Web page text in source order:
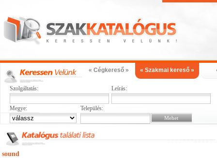
« Cégkereső » « Szakmai kereső »
Szolgáltatás: Leírás:
Megye: Település:
sound